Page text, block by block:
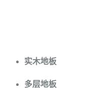
实木地板
多层地板